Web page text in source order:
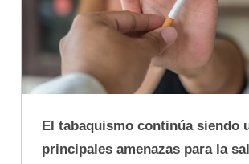
El tabaquismo continúa siendo
principales amenazas para la